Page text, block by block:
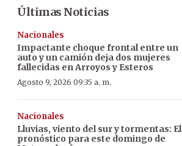
Últimas Noticias
Nacionales
Impactante choque frontal entre un
auto y un camión deja dos mujeres
fallecidas en Arroyos y Esteros
Agosto 9, 2026 09:35 a. m.
Nacionales
Lluvias, viento del sur y tormentas: El
pronóstico para este domingo de